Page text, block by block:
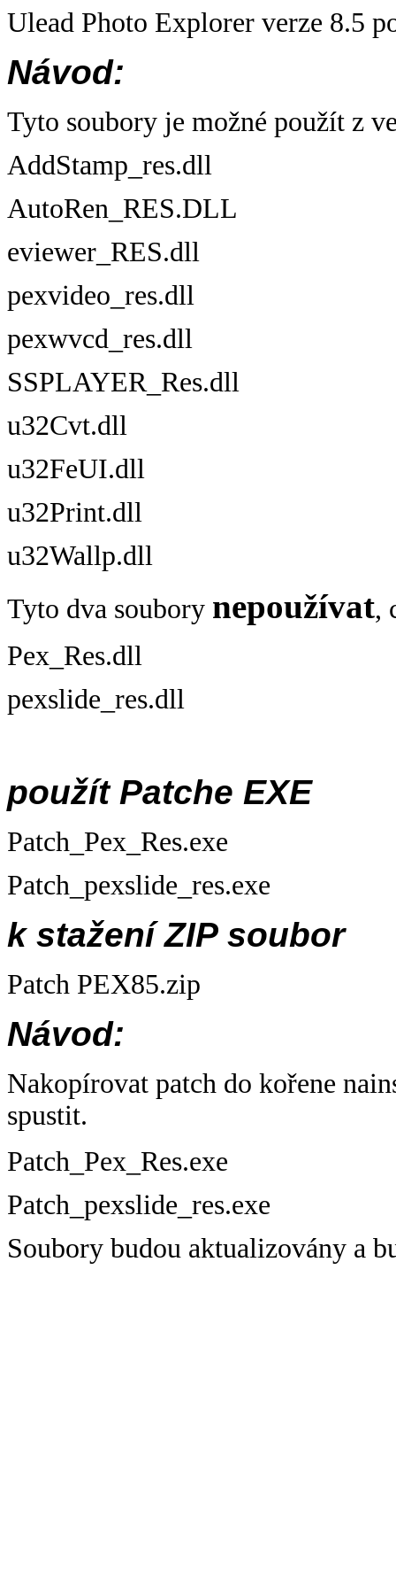
Ulead Photo Explorer verze 8.5
Návod:
Tyto soubory je možné použít z
AddStamp_res.dll
AutoRen_RES.DLL
eviewer_RES.dll
pexvideo_res.dll
pexwvcd_res.dll
SSPLAYER_Res.dll
u32Cvt.dll
u32FeUI.dll
u32Print.dll
u32Wallp.dll
Tyto dva soubory nepoužívat,
Pex_Res.dll
pexslide_res.dll
použít Patche EXE
Patch_Pex_Res.exe
Patch_pexslide_res.exe
k staženíZIP soubor
Patch PEX85.zip
Návod:
Nakopírovat patch do kořene
spustit.
Patch_Pex_Res.exe
Patch_pexslide_res.exe
Soubory budou aktualizovány a